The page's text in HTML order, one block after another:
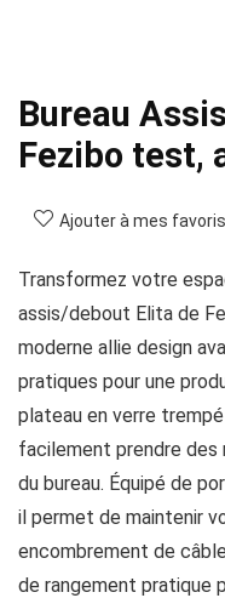
Bureau
Fezibo test,
Ajouter à mes favoris
Transformez votre
assis/debout Elita de
moderne allie design
pratiques pour une
plateau en verre
facilement prendre
du bureau. Équipé de
il permet de maintenir
encombrement de
de rangement pratique